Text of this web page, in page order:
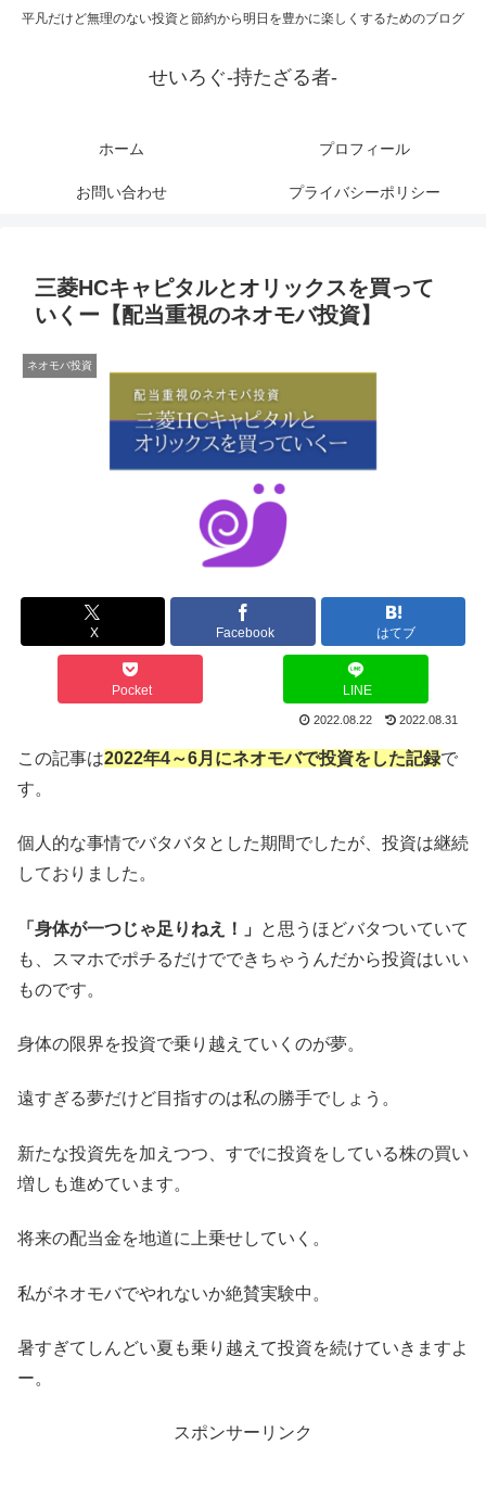
平凡だけど無理のない投資と節約から明日を豊かに楽しくするためのブログ
せいろぐ-持たざる者-
ホーム プロフィール
お問い合わせ プライバシーポリシー
三菱HCキャピタルとオリックスを買って
いくー【配当重視のネオモバ投資】
ネオモバ投資
X Facebook はてブ
Pocket LINE
2022.08.22 2022.08.31
この記事は2022年4～6月にネオモバで投資をした記録で
す。
個人的な事情でバタバタとした期間でしたが、投資は継続
しておりました。
「身体が一つじゃ足りねえ！」
と思うほどバタついていて
も、スマホでポチるだけでできちゃうんだから投資はいい
ものです。
身体の限界を投資で乗り越えていくのが夢。
遠すぎる夢だけど目指すのは私の勝手でしょう。
新たな投資先を加えつつ、すでに投資をしている株の買い
増しも進めています。
将来の配当金を地道に上乗せしていく。
私がネオモバでやれないか絶賛実験中。
暑すぎてしんどい夏も乗り越えて投資を続けていきますよ
ー。
スポンサーリンク